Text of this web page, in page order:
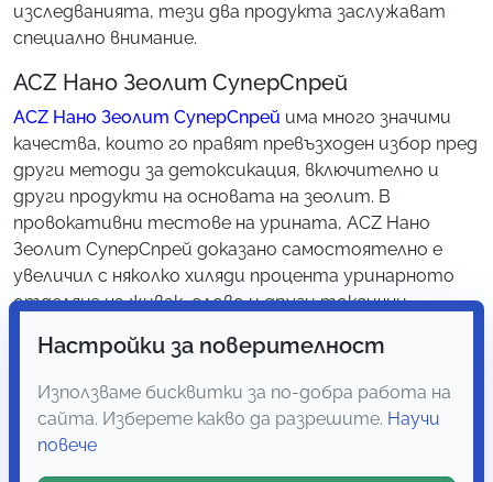
изследванията, тези два продукта заслужават
специално внимание.
ACZ Нано Зеолит СуперСпрей
ACZ Нано Зеолит СуперСпрей има много значими
качества, които го правят превъзходен избор пред
други методи за детоксикация, включително и
други продукти на основата на зеолит. В
провокативни тестове на урината, ACZ Нано
Зеолит СуперСпрей доказано самостоятелно е
увеличил с няколко хиляди процента уринарното
отделяне на живак, олово и други токсични
изключително токсични нива на живак са
забелязани в урината на пациенти по време на
приема на ACZ Нано Зеолит СуперСпрей, които са
имали неоткриваеми нива на живак в изходната си
Настройки за поверителност
Използваме бисквитки за по-добра работа на
сайта. Изберете какво да разрешите. Научи
повече